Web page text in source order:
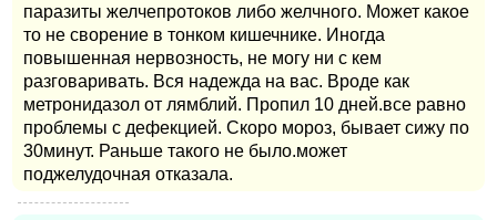
паразиты желчепротоков либо желчного. Может какое
то не сворение в тонком кишечнике. Иногда
повышенная нервозность, не могу ни с кем
разговаривать. Вся надежда на вас. Вроде как
метронидазол от лямблий. Пропил 10 дней.все равно
проблемы с дефекцией. Скоро мороз, бывает сижу по
30минут. Раньше такого не было.может
поджелудочная отказала.